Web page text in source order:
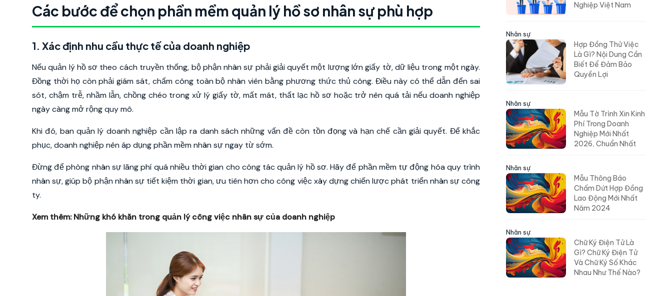
Các bước để chọn phần mềm quản lý hồ sơ nhân sự phù hợp
1. Xác định nhu cầu thực tế của doanh nghiệp
Nếu quản lý hồ sơ theo cách truyền thống, bộ phận nhân sự phải giải quyết một lượng lớn giấy tờ, dữ liệu trong một ngày.
Đồng thời họ còn phải giám sát, chấm công toàn bộ nhân viên bằng phương thức thủ công. Điều này có thể dẫn đến sai
sót, chậm trễ, nhầm lẫn, chồng chéo trong xử lý giấy tờ, mất mát, thất lạc hồ sơ hoặc trở nên quá tải nếu doanh nghiệp
ngày càng mở rộng quy mô.
Khi đó, ban quản lý doanh nghiệp cần lập ra danh sách những vấn đề còn tồn đọng và hạn chế cần giải quyết. Để khắc
phục, doanh nghiệp nên áp dụng phần mềm nhân sự ngay từ sớm.
Đừng để phòng nhân sự lãng phí quá nhiều thời gian cho công tác quản lý hồ sơ. Hãy để phần mềm tự động hóa quy trình
nhân sự, giúp bộ phận nhân sự tiết kiệm thời gian, ưu tiên hơn cho công việc xây dựng chiến lược phát triển nhân sự công
ty.
Xem thêm: Những khó khăn trong quản lý công việc nhân sự của doanh nghiệp
Nghiệp Việt Nam
Nhân sự
Hợp Đồng Thử Việc
Là Gì? Nội Dung Cần
Biết Để Đảm Bảo
Quyền Lợi
Nhân sự
Mẫu Tờ Trình Xin Kinh
Phí Trong Doanh
Nghiệp Mới Nhất
2026, Chuẩn Nhất
Nhân sự
Mẫu Thông Báo
Chấm Dứt Hợp Đồng
Lao Động Mới Nhất
Năm 2024
Nhân sự
Chữ Ký Điện Tử Là
Gì? Chữ Ký Điện Tử
Và Chữ Ký Số Khác
Nhau Như Thế Nào?